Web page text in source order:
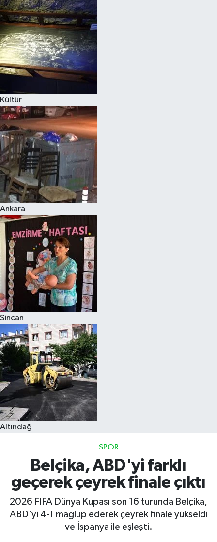
Kültür
Ankara
Sincan
Altındağ
SPOR
Belçika, ABD'yi farklı
geçerek çeyrek finale çıktı
2026 FIFA Dünya Kupası son 16 turunda Belçika,
ABD'yi 4-1 mağlup ederek çeyrek finale yükseldi
ve İspanya ile eşleşti.